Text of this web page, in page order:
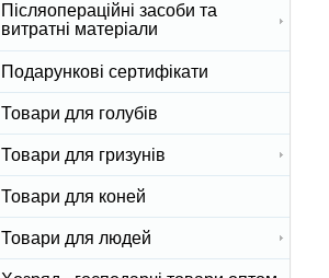
Післяопераційні засоби та
витратні матеріали
Подарункові сертифікати
Товари для голубів
Товари для гризунів
Товари для коней
Товари для людей